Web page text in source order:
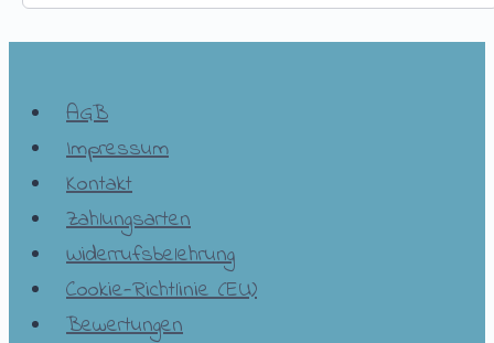
AGB
Impressum
Kontakt
Zahlungsarten
Widerrufsbelehrung
Cookie-Richtlinie (EU)
Bewertungen